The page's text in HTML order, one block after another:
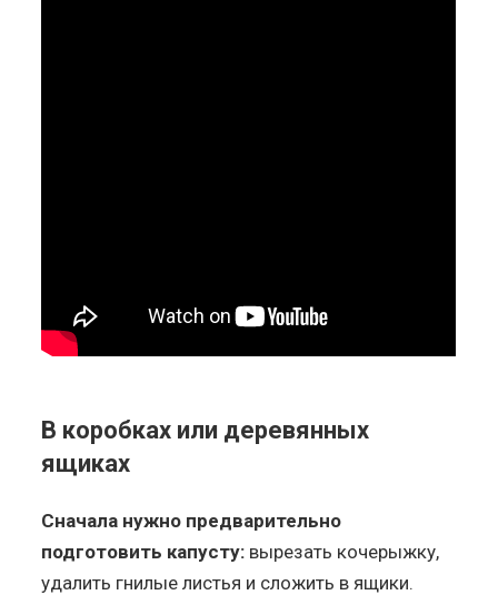
В коробках или деревянных
ящиках
Сначала нужно предварительно
подготовить капусту: вырезать кочерыжку,
удалить гнилые листья и сложить в ящики.